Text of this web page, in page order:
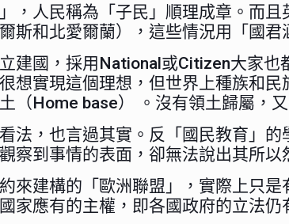
，人民稱為「子民」順理成章。而
斯和北愛爾蘭），這些情況用「國
建國，採用National或Citizen大家
想實現這個理想，但世界上種族和
（Home base） 。沒有領土歸屬，
法，也言過其實。反「國民教育」
察到事情的表面，卻無法說出其所
來建構的「歐洲聯盟」，實際上只
家應有的主權，即各國政府的立法